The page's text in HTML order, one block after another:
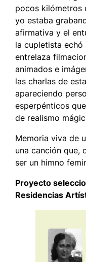
pocos kilómetros
yo estaba
afirmativa y el
la cupletista echó
entrelaza
animados e
las charlas de
apareciendo
esperpénticos
de realismo
Memoria viva de
una canción que,
ser un himno
Proyecto
Residencias